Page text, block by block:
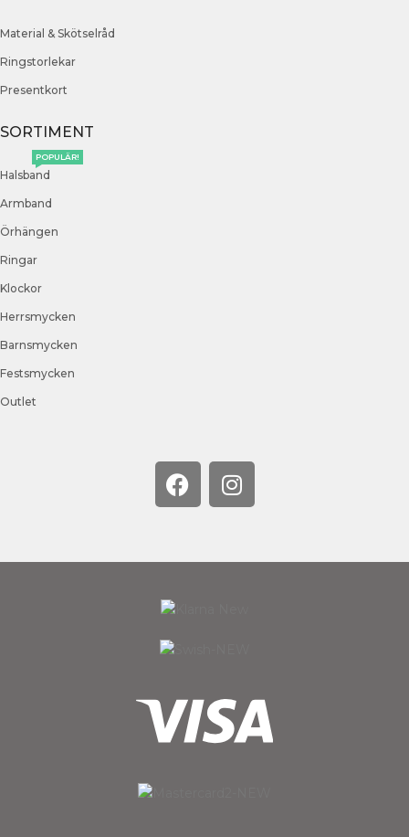
Material & Skötselråd
Ringstorlekar
Presentkort
SORTIMENT
Halsband
POPULÄR!
Armband
Örhängen
Ringar
Klockor
Herrsmycken
Barnsmycken
Festsmycken
Outlet